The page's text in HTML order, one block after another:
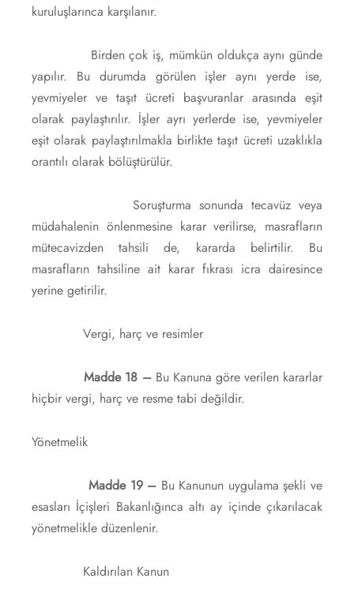
kuruluşlarınca karşılanır.
Birden çok iş, mümkün oldukça aynı günde
yapılır. Bu durumda görülen işler aynı yerde ise,
yevmiyeler ve taşıt ücreti başvuranlar arasında eşit
olarak paylaştırılır. İşler ayrı yerlerde ise, yevmiyeler
eşit olarak paylaştırılmakla birlikte taşıt ücreti uzaklıkla
orantılı olarak bölüştürülür.
Soruşturma sonunda tecavüz veya
müdahalenin önlenmesine karar verilirse, masrafların
mütecavizden tahsili de, kararda belirtilir. Bu
masrafların tahsiline ait karar fıkrası icra dairesince
yerine getirilir.
Vergi, harç ve resimler
Madde 18 – Bu Kanuna göre verilen kararlar
hiçbir vergi, harç ve resme tabi değildir.
Yönetmelik
Madde 19 – Bu Kanunun uygulama şekli ve
esasları İçişleri Bakanlığınca altı ay içinde çıkarılacak
yönetmelikle düzenlenir.
Kaldırılan Kanun